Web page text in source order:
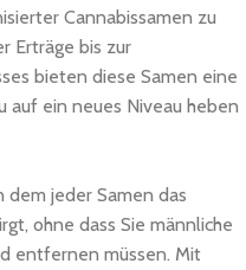
Cannabissamen zu
Erträge bis zur
bieten diese Samen eine
auf ein neues Niveau heben
dem jeder Samen das
ohne dass Sie männliche
entfernen müssen. Mit